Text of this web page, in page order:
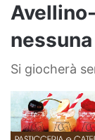
Si giocherà